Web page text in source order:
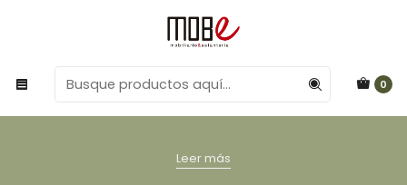
0
Leer más